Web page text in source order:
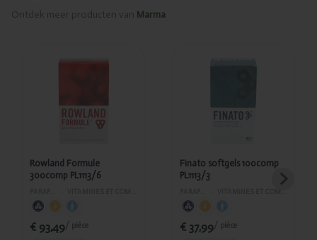
Ontdek meer producten van Marma
Ajouté
PL1113/6
Rowland Formule
300comp PL1113/6
€ 93,49/ pièce
Finato softgels 100comp
PL1113/3
€ 37,99/ pièce